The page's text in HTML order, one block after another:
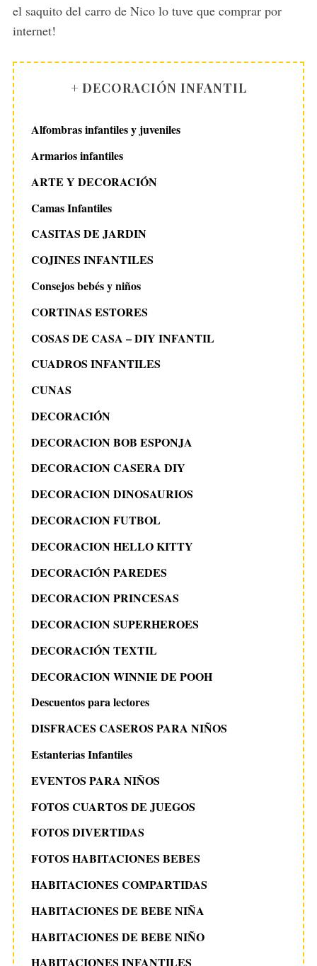
el saquito del carro de Nico lo tuve que comprar por
internet!
+ DECORACIÓN INFANTIL
Alfombras infantiles y juveniles
Armarios infantiles
ARTE Y DECORACIÓN
Camas Infantiles
CASITAS DE JARDIN
COJINES INFANTILES
Consejos bebés y niños
CORTINAS ESTORES
COSAS DE CASA – DIY INFANTIL
CUADROS INFANTILES
CUNAS
DECORACIÓN
DECORACION BOB ESPONJA
DECORACION CASERA DIY
DECORACION DINOSAURIOS
DECORACION FUTBOL
DECORACION HELLO KITTY
DECORACIÓN PAREDES
DECORACION PRINCESAS
DECORACION SUPERHEROES
DECORACIÓN TEXTIL
DECORACION WINNIE DE POOH
Descuentos para lectores
DISFRACES CASEROS PARA NIÑOS
Estanterias Infantiles
EVENTOS PARA NIÑOS
FOTOS CUARTOS DE JUEGOS
FOTOS DIVERTIDAS
FOTOS HABITACIONES BEBES
HABITACIONES COMPARTIDAS
HABITACIONES DE BEBE NIÑA
HABITACIONES DE BEBE NIÑO
HABITACIONES INFANTILES